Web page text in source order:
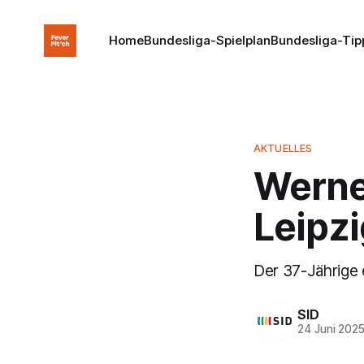
HomeBundesliga-SpielplanBundesliga-
AKTUELLES
Der 37-Jährige
SID
24 Juni